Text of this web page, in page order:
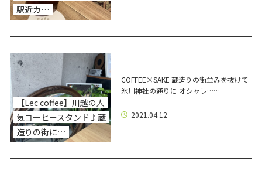
駅近カ…
【Lec coffee】川越の人
気コーヒースタンド♪蔵
造りの街に…
COFFEE×SAKE 蔵造りの街並みを抜けて
氷川神社の通りに オシャレ……
2021.04.12